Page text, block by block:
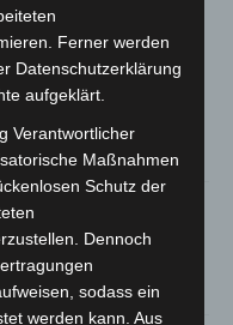
von einer
den Fall abgesehen.
Ferner werden
Datenschutzerklärung
aufgeklärt.
Verantwortlicher
Maßnahmen
Schutz der
Dennoch
sodass ein
werden kann. Aus